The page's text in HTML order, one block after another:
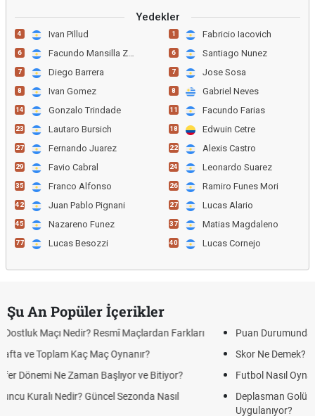
Yedekler
4 Ivan Pillud
6 Facundo Mansilla Zahir
7 Diego Barrera
8 Ivan Gomez
14 Gonzalo Trindade
23 Lautaro Bursich
27 Fernando Juarez
29 Favio Cabral
35 Franco Alfonso
42 Juan Pablo Pignani
45 Nazareno Funez
77 Lucas Besozzi
1 Fabricio Iacovich
6 Santiago Nunez
7 Jose Sosa
8 Gabriel Neves
11 Facundo Farias
18 Edwuin Cetre
22 Alexis Castro
24 Leonardo Suarez
26 Ramiro Funes Mori
27 Lucas Alario
37 Matias Magdaleno
40 Lucas Cornejo
Şu An Popüler İçerikler
Farkları
Bitiyor?
Nasıl
Puan Durumunda AG, OM ve Diğer Kısaltmalar Ne
Skor Ne Demek? Sporda Skor ve Sonuç Kavramları
Futbol Nasıl Oynanır? Temel Futbol Kuralları
Deplasman Golü Kuralı Nedir? Hangi